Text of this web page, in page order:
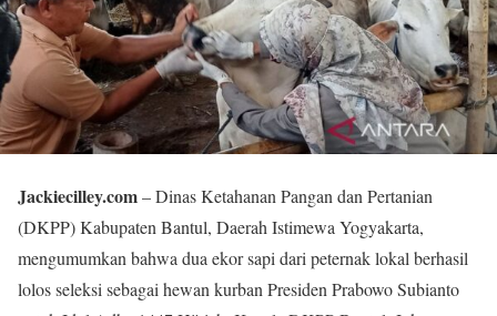
Jackiecilley.com– Dinas Ketahanan Pangan dan Pertanian
(DKPP) Kabupaten Bantul, Daerah Istimewa Yogyakarta,
mengumumkan bahwa dua ekor sapi dari peternak lokal berhasil
lolos seleksi sebagai hewan kurban Presiden Prabowo Subianto